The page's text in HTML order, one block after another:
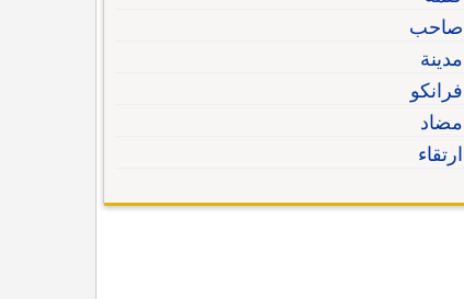
صاحب
مدينة
فرانكو
مضاد
ارتقاء